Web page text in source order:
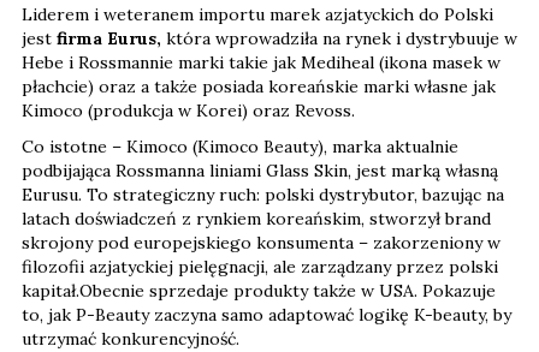
Liderem i weteranem importu marek azjatyckich do Polski
jest firma Eurus, która wprowadziła na rynek i dystrybuuje w
Hebe i Rossmannie marki takie jak Mediheal (ikona masek w
płachcie) oraz a także posiada koreańskie marki własne jak
Kimoco (produkcja w Korei) oraz Revoss.
Co istotne – Kimoco (Kimoco Beauty), marka aktualnie
podbijająca Rossmanna liniami Glass Skin, jest marką własną
Eurusu. To strategiczny ruch: polski dystrybutor, bazując na
latach doświadczeń z rynkiem koreańskim, stworzył brand
skrojony pod europejskiego konsumenta – zakorzeniony w
filozofii azjatyckiej pielęgnacji, ale zarządzany przez polski
kapitał.Obecnie sprzedaje produkty także w USA. Pokazuje
to, jak P-Beauty zaczyna samo adaptować logikę K-beauty, by
utrzymać konkurencyjność.